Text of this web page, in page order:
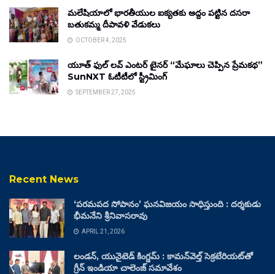
మలేషియాలో భారతీయుల ఐక్యతకు అద్దం పట్టిన దసరా
బతుకమ్మ దీపావళి వేడుకలు
OCTOBER 4, 2025
యూత్ ఫుల్ లవ్ ఎంటర్ టైనర్ “మేఘాలు చెప్పిన ప్రేమకథ”
SunNXT ఓటీటీలో స్ట్రీమింగ్
SEPTEMBER 27, 2025
Recent News
‘పరమపద సోపానం’ ఘనవిజయం సాధిస్తుంది : దర్శకుడు
భీమనేని శ్రీనివాసరావు
APRIL 21, 2026
లండన్, యునైటెడ్ కింగ్డమ్ : కామన్‌వెల్త్ సెక్రటేరియట్‌తో
గ్రీన్ ఇండియా చాలెంజ్ సమావేశం